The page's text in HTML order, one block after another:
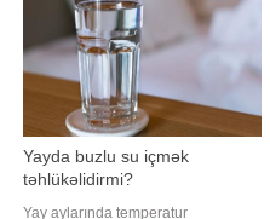
verir ki, demansiya yalnız
unutqanlıqla məhdudlaşmır. B
Yayda buzlu su içmək
təhlükəlidirmi?
Yay aylarında temperatur